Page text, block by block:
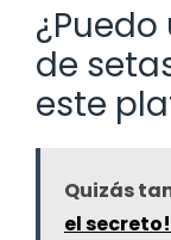
de
este
Quizás
el